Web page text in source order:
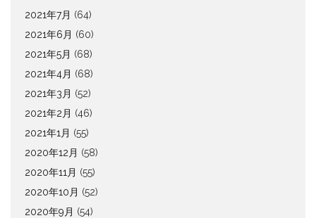
2021年7月 (64)
2021年6月 (60)
2021年5月 (68)
2021年4月 (68)
2021年3月 (52)
2021年2月 (46)
2021年1月 (55)
2020年12月 (58)
2020年11月 (55)
2020年10月 (52)
2020年9月 (54)